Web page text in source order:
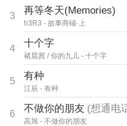
3 再等冬天(Memories)
h3R3 - 故事商铺·上
4 十个字
褚晨茜 / 你的九儿 - 十个字
5 有种
江辰 - 有种
6 不做你的朋友 (想通电
高旭 - 不做你的朋友